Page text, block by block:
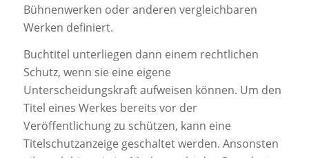
Bühnenwerken oder anderen vergleichbaren
Werken definiert.
Buchtitel unterliegen dann einem rechtlichen
Schutz, wenn sie eine eigene
Unterscheidungskraft aufweisen können. Um den
Titel eines Werkes bereits vor der
Veröffentlichung zu schützen, kann eine
Titelschutzanzeige geschaltet werden. Ansonsten